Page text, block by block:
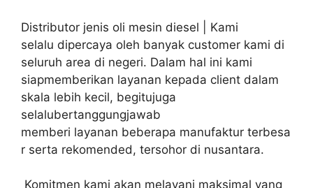
Distributor jenis oli mesin diesel | Kami
selalu dipercaya oleh banyak customer kami di
seluruh area di negeri. Dalam hal ini kami
siapmemberikan layanan kepada client dalam
skala lebih kecil, begitujuga
selalubertanggungjawab
memberi layanan beberapa manufaktur terbesa
r serta rekomended, tersohor di nusantara.
Komitmen kami akan melayani maksimal yang